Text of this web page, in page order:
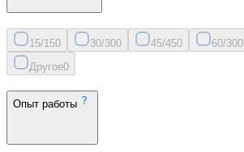
15/150 30/300 45/450 60/300
Другое0
Опыт работы